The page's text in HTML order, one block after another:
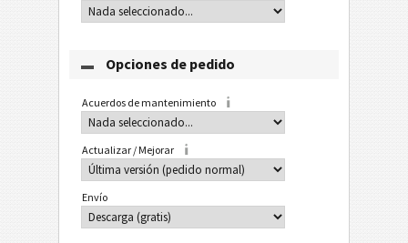
Opciones de pedido
Acuerdos de mantenimiento
Actualizar / Mejorar
Envío